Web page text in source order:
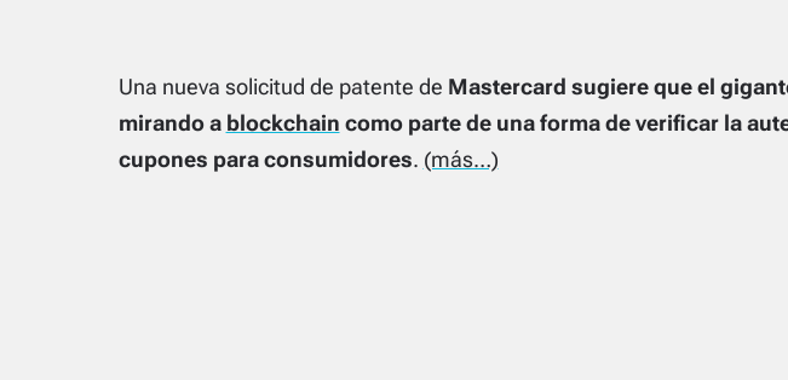
Una nueva solicitud de patente de Mastercard sugiere que el
mirando a blockchain como parte de una forma de verificar la
cupones para consumidores. (más…)